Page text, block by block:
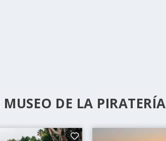
MUSEO DE LA PIRATERÍA